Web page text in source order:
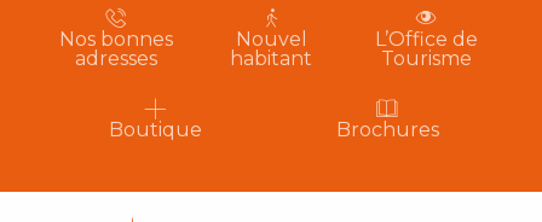
Nos bonnes
adresses
Nouvel
habitant
L’Office de
Tourisme
Boutique Brochures